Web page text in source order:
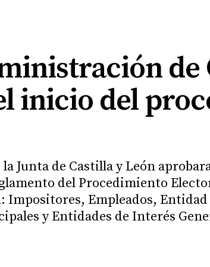
de
inicio del
Junta de Castilla y León
del Procedimiento
Impositores, Empleados,
y Entidades de Interés